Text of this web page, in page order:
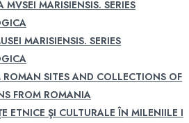
MVSEI MARISIENSIS. SERIES
MARISIENSIS. SERIES
ROMAN SITES AND COLLECTIONS OF
FROM ROMANIA
ETNICE ŞI CULTURALE ÎN MILENIILE I